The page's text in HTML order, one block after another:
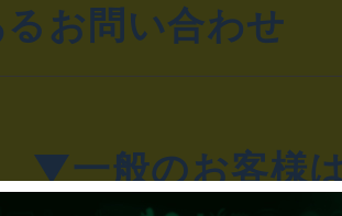
お問い合わせ
▼一般のお客様